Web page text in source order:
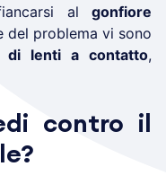
al gonfiore
del problema vi sono
di lenti a contatto,
contro il